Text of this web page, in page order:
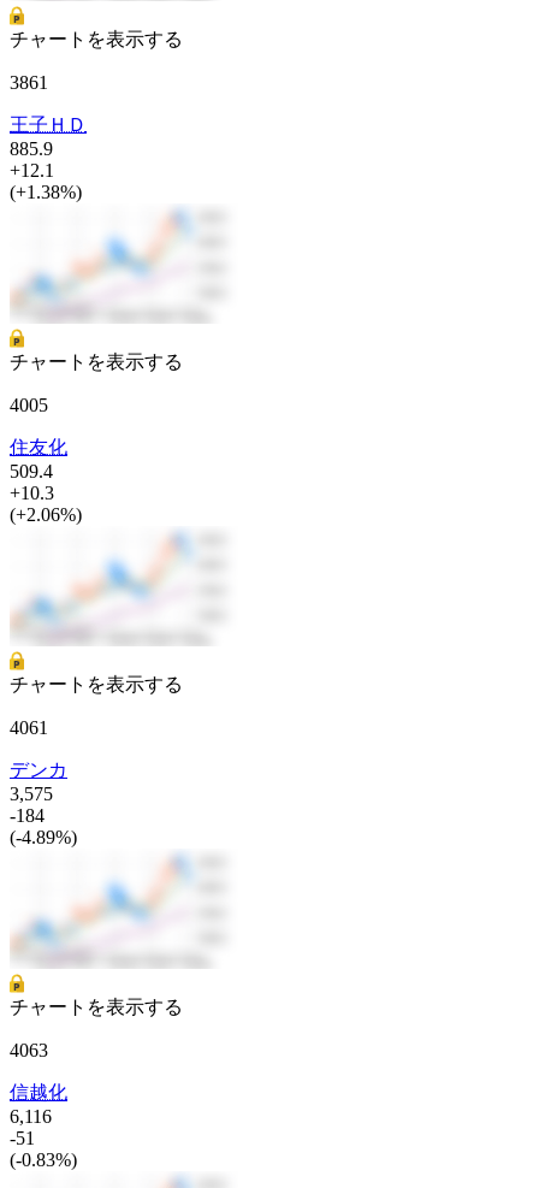
チャートを表示する
3861
王子ＨＤ
885.9
+12.1
(+1.38%)
チャートを表示する
4005
住友化
509.4
+10.3
(+2.06%)
チャートを表示する
4061
デンカ
3,575
-184
(-4.89%)
チャートを表示する
4063
信越化
6,116
-51
(-0.83%)